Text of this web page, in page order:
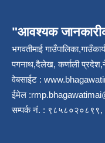
"आवश्यक
भगवतीमाई
पगनाथ,दैलेख, कर्णाली
वेबसाईट :
ईमेल :
सम्पर्क नं. :